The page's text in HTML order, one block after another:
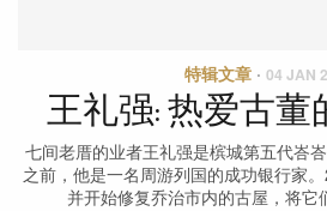
特辑文章· 04 JAN
王礼强: 热爱古董
七间老厝的业者王礼强是槟城第五代峇
之前，他是一名周游列国的成功银行家
并开始修复乔治市内的古屋，将它